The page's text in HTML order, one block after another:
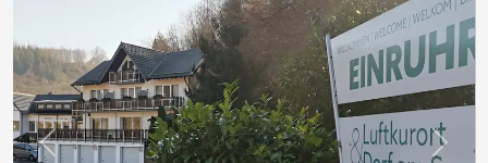
Previous Next